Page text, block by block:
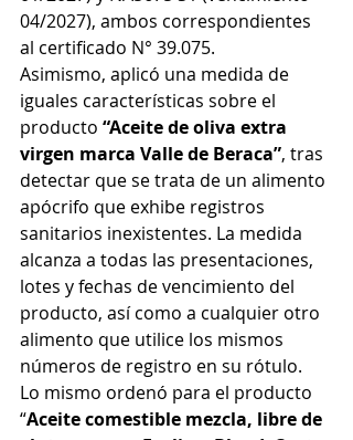
04/2027), ambos correspondientes
al certificado N° 39.075.
Asimismo, aplicó una medida de
iguales características sobre el
producto “Aceite de oliva extra
virgen marca Valle de Beraca”, tras
detectar que se trata de un alimento
apócrifo que exhibe registros
sanitarios inexistentes. La medida
alcanza a todas las presentaciones,
lotes y fechas de vencimiento del
producto, así como a cualquier otro
alimento que utilice los mismos
números de registro en su rótulo.
Lo mismo ordenó para el producto
“Aceite comestible mezcla, libre de